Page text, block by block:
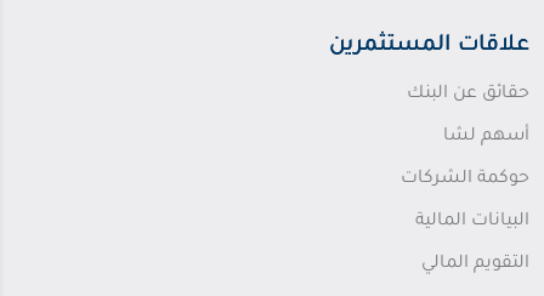
علاقات المستثمرين
حقائق عن البنك
أسهم لشا
حوكمة الشركات
البيانات المالية
التقويم المالي